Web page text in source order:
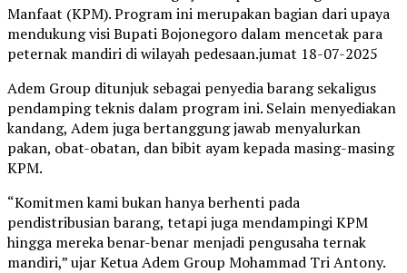
Manfaat (KPM). Program ini merupakan bagian dari upaya
mendukung visi Bupati Bojonegoro dalam mencetak para
peternak mandiri di wilayah pedesaan.jumat 18-07-2025
Adem Group ditunjuk sebagai penyedia barang sekaligus
pendamping teknis dalam program ini. Selain menyediakan
kandang, Adem juga bertanggung jawab menyalurkan
pakan, obat-obatan, dan bibit ayam kepada masing-masing
KPM.
“Komitmen kami bukan hanya berhenti pada
pendistribusian barang, tetapi juga mendampingi KPM
hingga mereka benar-benar menjadi pengusaha ternak
mandiri,” ujar Ketua Adem Group Mohammad Tri Antony.